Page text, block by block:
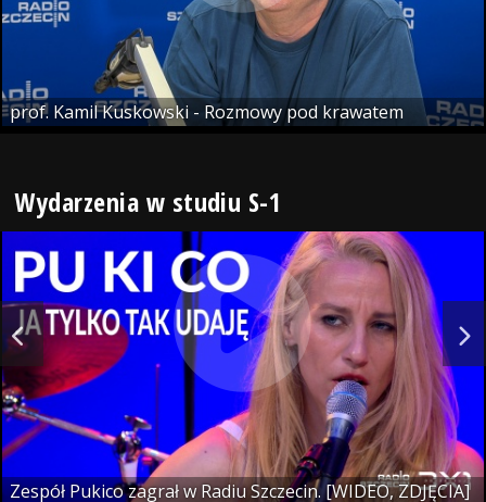
prof. Kamil Kuskowski - Rozmowy pod krawatem
Wydarzenia w studiu S-1
Zespół Pukico zagrał w Radiu Szczecin. [WIDEO, ZDJĘCIA]